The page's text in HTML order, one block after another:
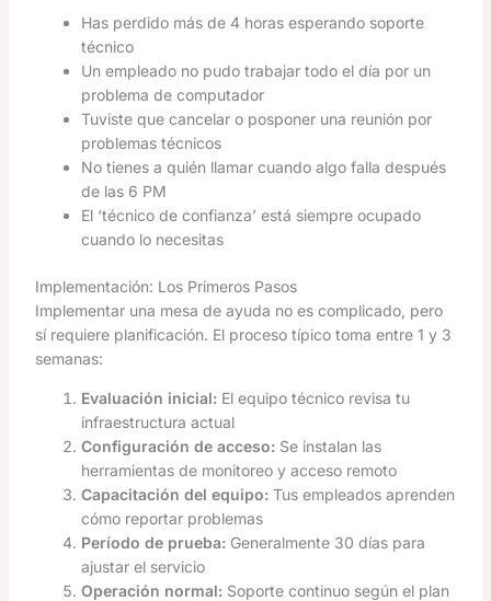
Has perdido más de 4 horas esperando soporte
técnico
Un empleado no pudo trabajar todo el día por un
problema de computador
Tuviste que cancelar o posponer una reunión por
problemas técnicos
No tienes a quién llamar cuando algo falla después
de las 6 PM
El ‘técnico de confianza’ está siempre ocupado
cuando lo necesitas
Implementación: Los Primeros Pasos
Implementar una mesa de ayuda no es complicado, pero
sí requiere planificación. El proceso típico toma entre 1 y 3
semanas:
Evaluación inicial: El equipo técnico revisa tu
infraestructura actual
Configuración de acceso: Se instalan las
herramientas de monitoreo y acceso remoto
Capacitación del equipo: Tus empleados aprenden
cómo reportar problemas
Período de prueba: Generalmente 30 días para
ajustar el servicio
Operación normal: Soporte continuo según el plan